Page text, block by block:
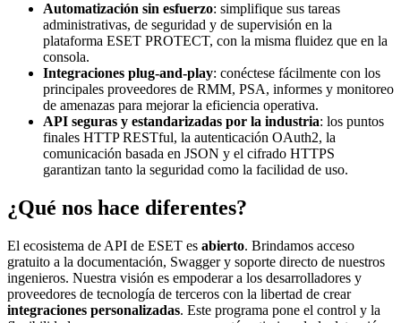
Automatización sin esfuerzo: simplifique sus tareas
administrativas, de seguridad y de supervisión en la
plataforma ESET PROTECT, con la misma fluidez que en la
consola.
Integraciones plug-and-play: conéctese fácilmente con los
principales proveedores de RMM, PSA, informes y monitoreo
de amenazas para mejorar la eficiencia operativa.
API seguras y estandarizadas por la industria: los puntos
finales HTTP RESTful, la autenticación OAuth2, la
comunicación basada en JSON y el cifrado HTTPS
garantizan tanto la seguridad como la facilidad de uso.
¿Qué nos hace diferentes?
El ecosistema de API de ESET es abierto. Brindamos acceso
gratuito a la documentación, Swagger y soporte directo de nuestros
ingenieros. Nuestra visión es empoderar a los desarrolladores y
proveedores de tecnología de terceros con la libertad de crear
integraciones personalizadas. Este programa pone el control y la